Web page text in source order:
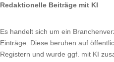
Redaktionelle Beiträge mit KI
Es handelt sich um ein
Einträge. Diese beruhen auf
Registern und wurde ggf. mit KI